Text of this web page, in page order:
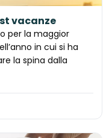
vacanze
per la maggior
in cui si ha
la spina dalla